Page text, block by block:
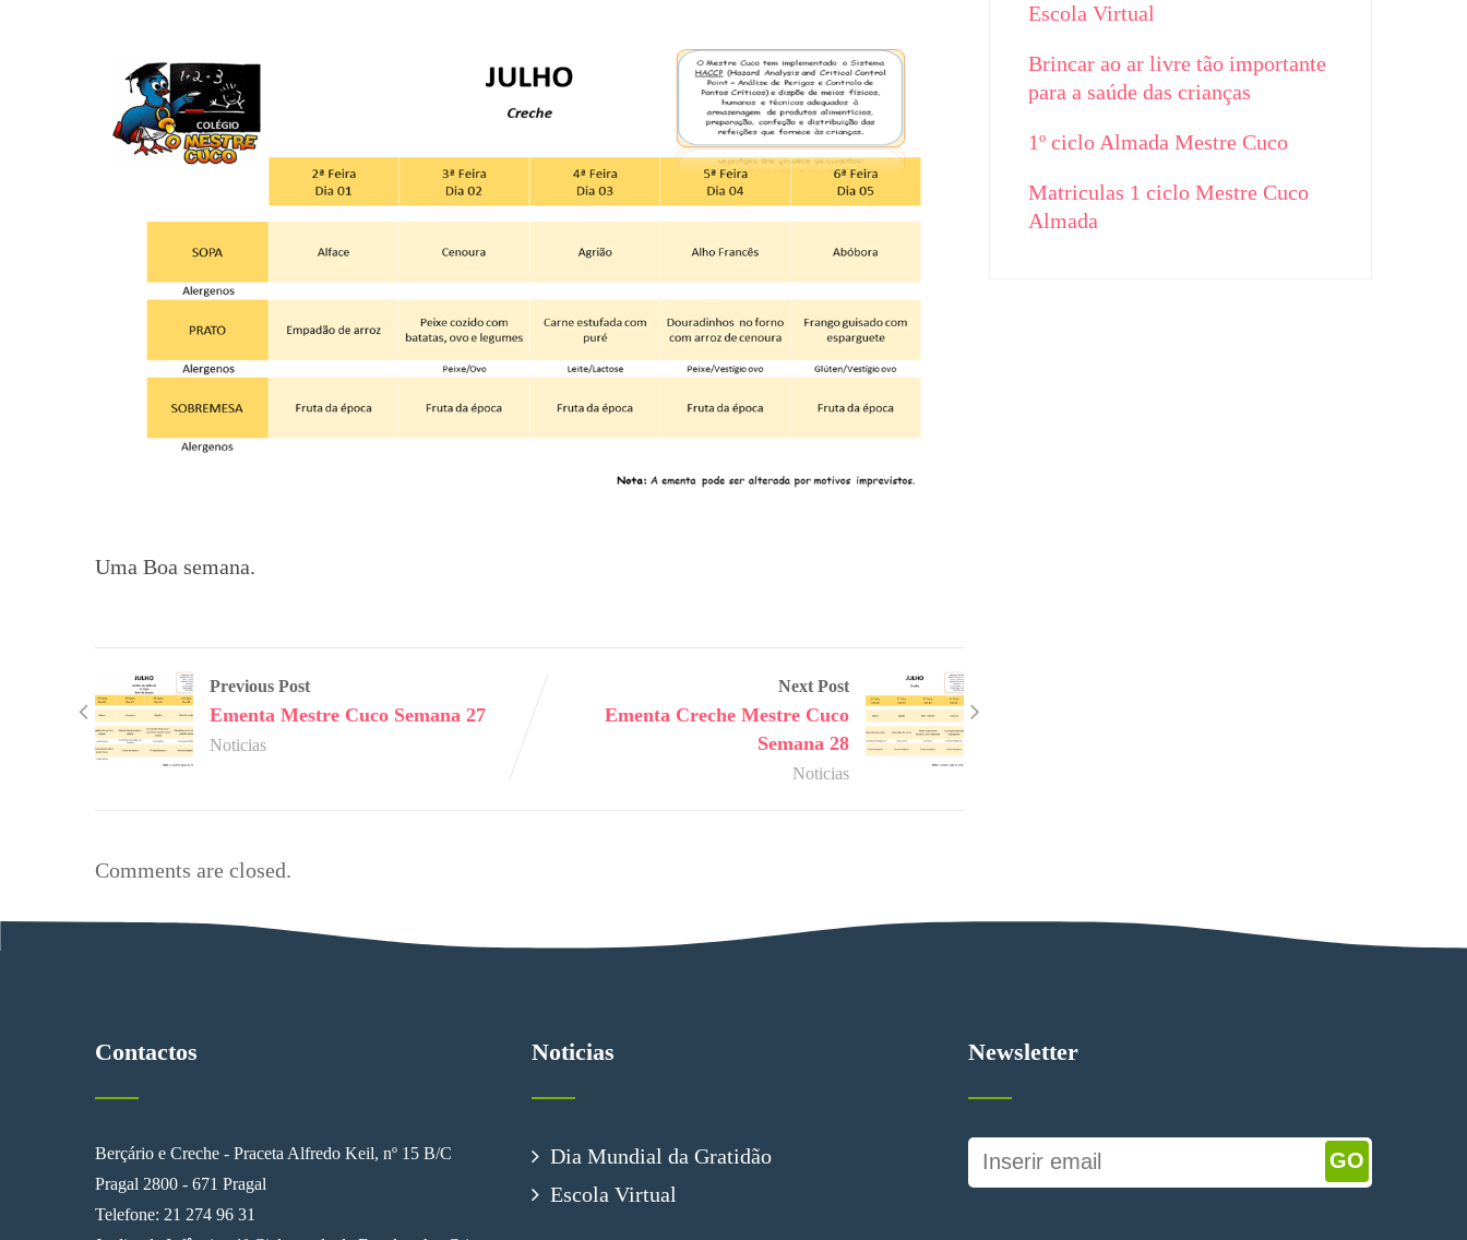
Uma Boa semana.
Previous Post
Ementa Mestre Cuco Semana 27
Noticias
Next Post
Ementa Creche Mestre Cuco
Semana 28
Noticias
Comments are closed.
Escola Virtual
Brincar ao ar livre tão importante
para a saúde das crianças
1º ciclo Almada Mestre Cuco
Matriculas 1 ciclo Mestre Cuco
Almada
Contactos
Berçário e Creche - Praceta Alfredo Keil, nº 15 B/C
Pragal 2800 - 671 Pragal
Telefone: 21 274 96 31
Noticias
Dia Mundial da Gratidão
Escola Virtual
Newsletter